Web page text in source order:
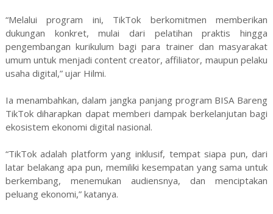
“Melalui program ini, TikTok berkomitmen memberikan
dukungan konkret, mulai dari pelatihan praktis hingga
pengembangan kurikulum bagi para trainer dan masyarakat
umum untuk menjadi content creator, affiliator, maupun pelaku
usaha digital,” ujar Hilmi.
Ia menambahkan, dalam jangka panjang program BISA Bareng
TikTok diharapkan dapat memberi dampak berkelanjutan bagi
ekosistem ekonomi digital nasional.
“TikTok adalah platform yang inklusif, tempat siapa pun, dari
latar belakang apa pun, memiliki kesempatan yang sama untuk
berkembang, menemukan audiensnya, dan menciptakan
peluang ekonomi,” katanya.